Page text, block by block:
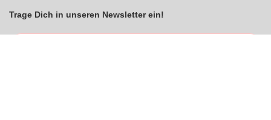
Trage Dich in unseren Newsletter ein!